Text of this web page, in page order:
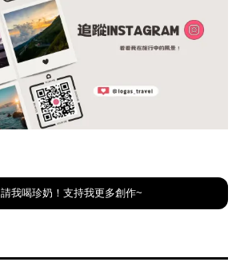
請我喝珍奶！支持我更多創作~